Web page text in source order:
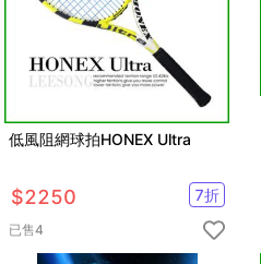
低風阻網球拍HONEX Ultra
$2250 7折
已售4